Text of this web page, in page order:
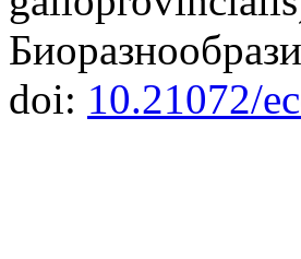
doi: 10.21072/